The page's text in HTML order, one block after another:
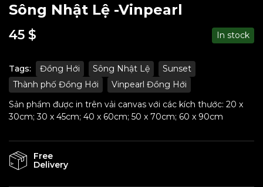
Sông Nhật Lệ -Vinpearl
45 $ In stock
Tags: Đồng Hới Sông Nhật Lệ
Sunset
Thành phố Đồng Hới
Vinpearl Đồng Hới
Sản phẩm được in trên vải canvas với các kích thước: 20 x
30cm; 30 x 45cm; 40 x 60cm; 50 x 70cm; 60 x 90cm
Free
Delivery